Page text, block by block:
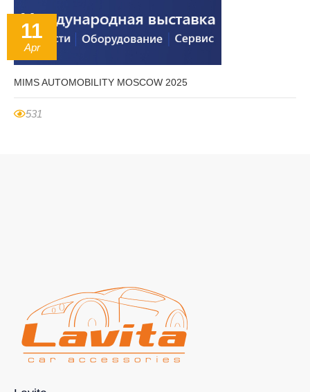
11
Apr
MIMS AUTOMOBILITY MOSCOW 2025
531